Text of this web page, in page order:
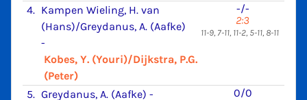
4. Kampen Wieling, H. van
(Hans)/Greydanus, A. (Aafke)
-
Kobes, Y. (Youri)/Dijkstra, P.G.
(Peter)
-/-
2:3
11-9, 7-11, 11-2, 5-11, 8-11
5. Greydanus, A. (Aafke) -
0/0